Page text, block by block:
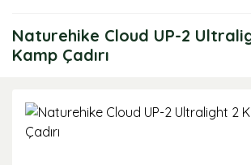
Naturehike Cloud UP-2
Kamp Çadırı